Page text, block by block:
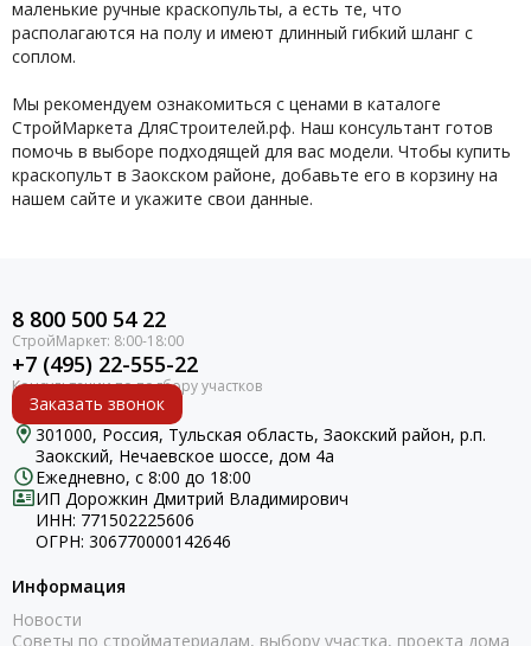
маленькие ручные краскопульты, а есть те, что
располагаются на полу и имеют длинный гибкий шланг с
соплом.
Мы рекомендуем ознакомиться с ценами в каталоге
СтройМаркета ДляСтроителей.рф. Наш консультант готов
помочь в выборе подходящей для вас модели. Чтобы купить
краскопульт в Заокском районе, добавьте его в корзину на
нашем сайте и укажите свои данные.
8 800 500 54 22
+7 (495) 22-555-22
Заказать звонок
301000, Россия, Тульская область, Заокский район, р.п.
Заокский, Нечаевское шоссе, дом 4а
Ежедневно, с 8:00 до 18:00
ИП Дорожкин Дмитрий Владимирович
ИНН: 771502225606
ОГРН: 306770000142646
Информация
Новости
Советы по стройматериалам, выбору участка, проекта дома